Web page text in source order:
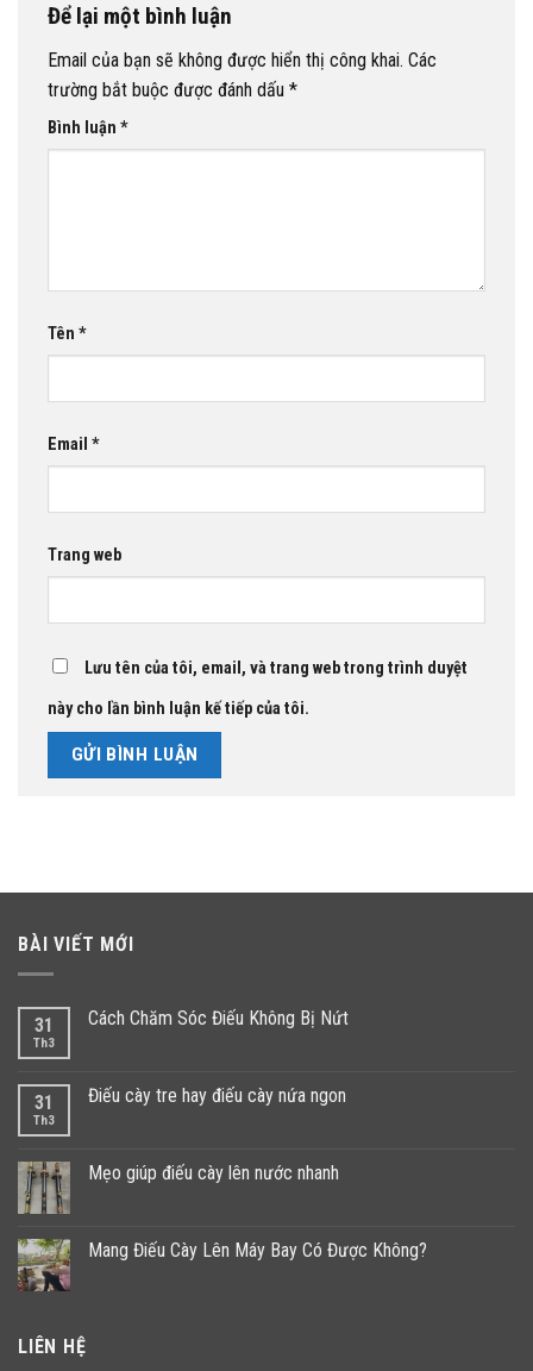
Để lại một bình luận
Email của bạn sẽ không được hiển thị công khai. Các
trường bắt buộc được đánh dấu *
Bình luận *
Tên *
Email *
Trang web
Lưu tên của tôi, email, và trang web trong trình duyệt
này cho lần bình luận kế tiếp của tôi.
BÀI VIẾT MỚI
31
Th3
Cách Chăm Sóc Điếu Không Bị Nứt
31
Th3
Điếu cày tre hay điếu cày nứa ngon
Mẹo giúp điếu cày lên nước nhanh
Mang Điếu Cày Lên Máy Bay Có Được Không?
LIÊN HỆ